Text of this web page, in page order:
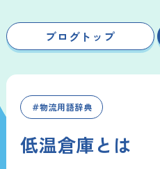
ブログトップ
＃物流用語辞典
低温倉庫とは